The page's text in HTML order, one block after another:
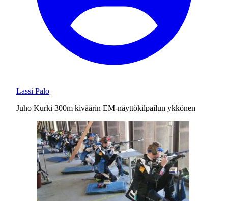
Lassi Palo
Juho Kurki 300m kiväärin EM-näyttökilpailun ykkönen